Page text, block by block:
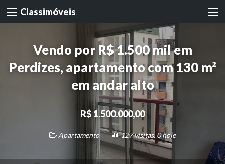
Classimóveis
Vendo por R$ 1.500 mil em
Perdizes, apartamento com 130 m²
em andar alto
R$ 1.500.000,00
Apartamento 127 visitas, 0 hoje